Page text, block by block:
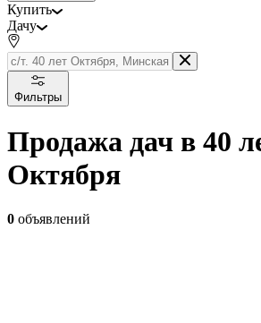
Купить
Дачу
Фильтры
Продажа дач в 40
Октября
0 объявлений